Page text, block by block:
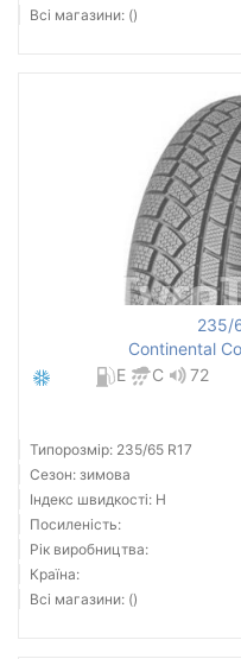
Всі магазини: ()
235/
Continental
E
C
72
Типорозмір: 235/65 R17
Сезон: зимова
Індекс швидкості: H
Посиленість:
Рік виробництва:
Країна:
Всі магазини: ()